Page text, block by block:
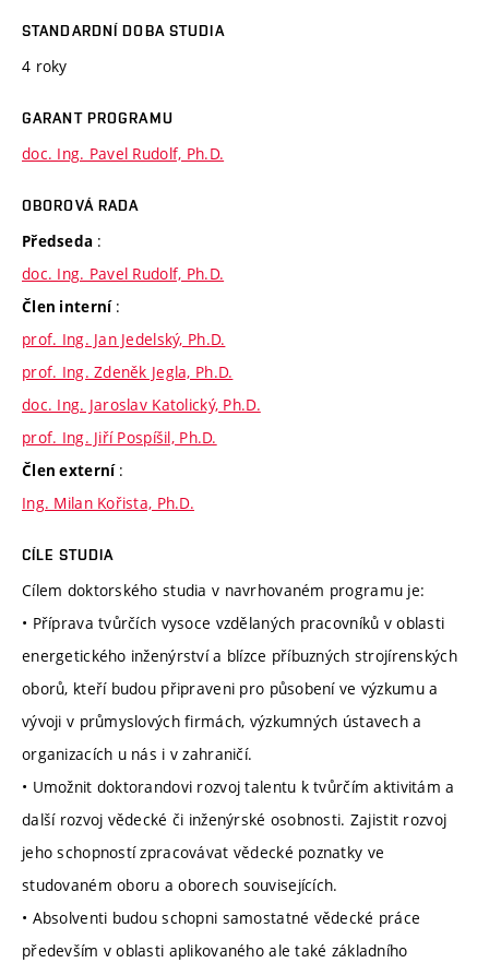
STANDARDNÍ DOBA STUDIA
4 roky
GARANT PROGRAMU
doc. Ing. Pavel Rudolf, Ph.D.
OBOROVÁ RADA
Předseda :
doc. Ing. Pavel Rudolf, Ph.D.
Člen interní :
prof. Ing. Jan Jedelský, Ph.D.
prof. Ing. Zdeněk Jegla, Ph.D.
doc. Ing. Jaroslav Katolický, Ph.D.
prof. Ing. Jiří Pospíšil, Ph.D.
Člen externí :
Ing. Milan Kořista, Ph.D.
CÍLE STUDIA
Cílem doktorského studia v navrhovaném programu je:
• Příprava tvůrčích vysoce vzdělaných pracovníků v oblasti
energetického inženýrství a blízce příbuzných strojírenských
oborů, kteří budou připraveni pro působení ve výzkumu a
vývoji v průmyslových firmách, výzkumných ústavech a
organizacích u nás i v zahraničí.
• Umožnit doktorandovi rozvoj talentu k tvůrčím aktivitám a
další rozvoj vědecké či inženýrské osobnosti. Zajistit rozvoj
jeho schopností zpracovávat vědecké poznatky ve
studovaném oboru a oborech souvisejících.
• Absolventi budou schopni samostatné vědecké práce
především v oblasti aplikovaného ale také základního